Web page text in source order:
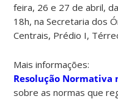
feira, 26 e 27 de abril,
18h, na Secretaria dos
Centrais, Prédio I,
Mais informações:
Resolução Normativa
sobre as normas que